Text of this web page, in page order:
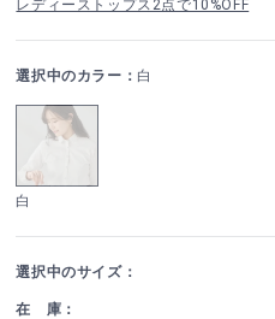
レディーストップス2点で10%OFF
選択中のカラー： 白
白
選択中のサイズ：
在 庫：